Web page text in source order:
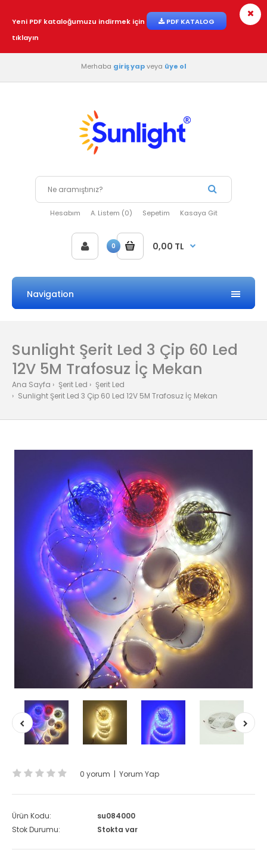
Yeni PDF kataloğumuzu indirmek için
PDF KATALOG
tıklayın
Merhaba giriş yapveya üye ol
Hesabım A. Listem (0) Sepetim Kasaya Git
0 0,00 TL
Navigation
Sunlight Şerit Led 3 Çip 60 Led
12V 5M Trafosuz İç Mekan
Ana Sayfa Şerit Led
Şerit Led
Sunlight Şerit Led 3 Çip 60 Led 12V 5M Trafosuz İç Mekan
0 yorum | Yorum Yap
Ürün Kodu:
su084000
Stok Durumu:
Stokta var